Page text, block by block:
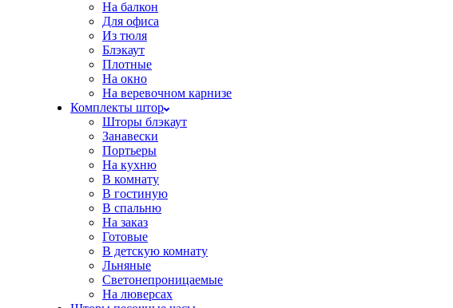
На балкон
Для офиса
Из тюля
Блэкаут
Плотные
На окно
На веревочном карнизе
Комплекты штор
Шторы блэкаут
Занавески
Портьеры
На кухню
В комнату
В гостиную
В спальню
На заказ
Готовые
В детскую комнату
Льняные
Светонепроницаемые
На люверсах